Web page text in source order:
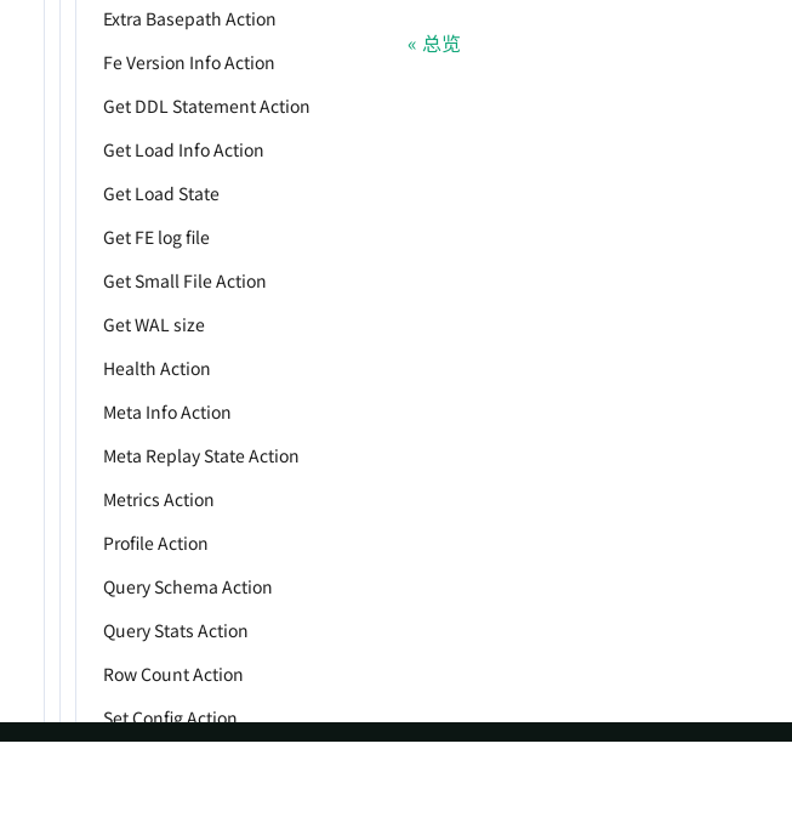
Extra Basepath Action
Fe Version Info Action
Get DDL Statement Action
Get Load Info Action
Get Load State
Get FE log file
Get Small File Action
Get WAL size
Health Action
Meta Info Action
Meta Replay State Action
Metrics Action
Profile Action
Query Schema Action
Query Stats Action
Row Count Action
Set Config Action
总览